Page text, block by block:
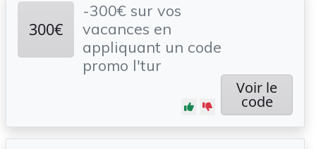
300€
-300€ sur vos
vacances en
appliquant un code
promo l'tur
Voir le
code